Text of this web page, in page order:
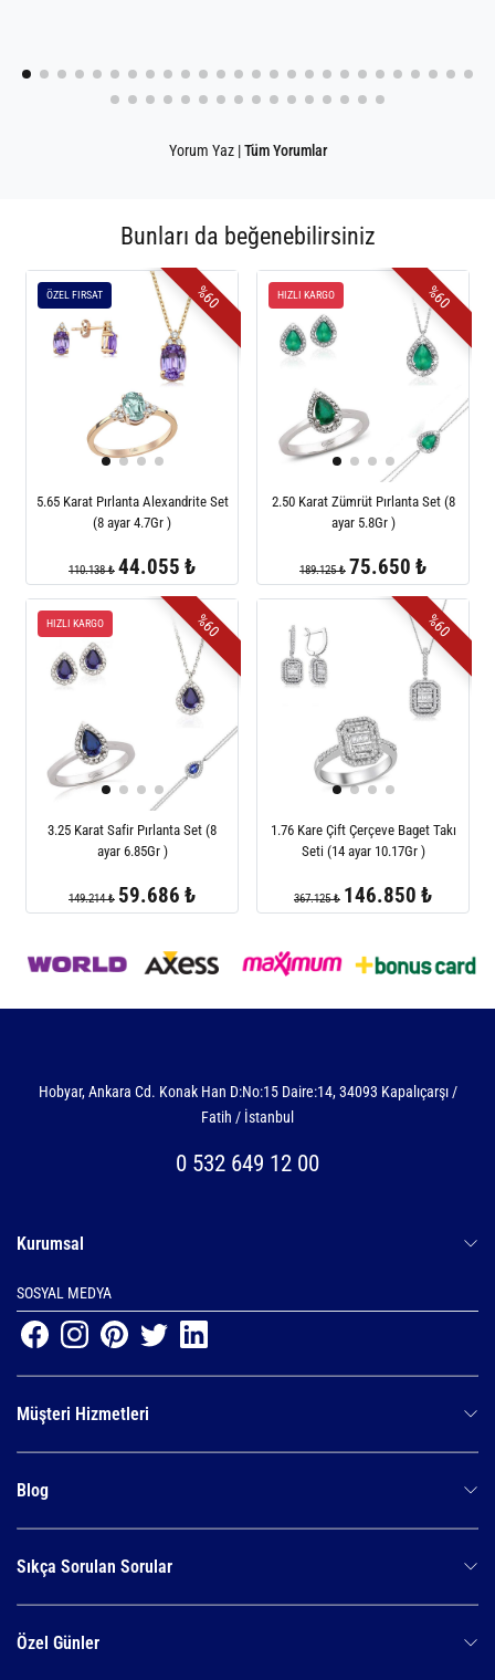
Yorum Yaz | Tüm Yorumlar
Bunları da beğenebilirsiniz
ÖZEL FIRSAT %60
5.65 Karat Pırlanta Alexandrite Set
(8 ayar 4.7Gr )
110.138 ₺ 44.055 ₺
HIZLI KARGO %60
2.50 Karat Zümrüt Pırlanta Set (8
ayar 5.8Gr )
189.125 ₺ 75.650 ₺
HIZLI KARGO %60
3.25 Karat Safir Pırlanta Set (8
ayar 6.85Gr )
149.214 ₺ 59.686 ₺
%60
1.76 Kare Çift Çerçeve Baget Takı
Seti (14 ayar 10.17Gr )
367.125 ₺ 146.850 ₺
Hobyar, Ankara Cd. Konak Han D:No:15 Daire:14, 34093 Kapalıçarşı /
Fatih / İstanbul
0 532 649 12 00
Kurumsal
SOSYAL MEDYA
Müşteri Hizmetleri
Blog
Sıkça Sorulan Sorular
Özel Günler